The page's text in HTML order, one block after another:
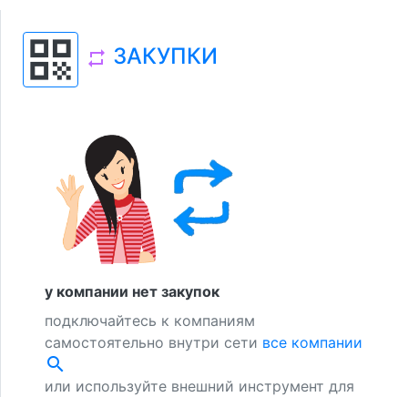
qr_code repeat ЗАКУПКИ
у компании нет закупок
подключайтесь к компаниям
самостоятельно внутри сети все компании
search
или используйте внешний инструмент для